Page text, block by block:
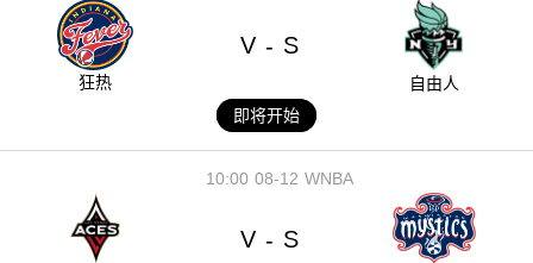
狂热
V - S
自由人
即将开始
08-12
10:00 WNBA
V - S